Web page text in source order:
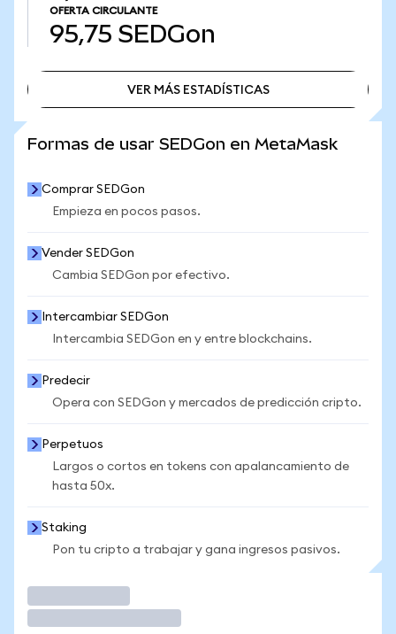
OFERTA CIRCULANTE
95,75 SEDGon
VER MÁS ESTADÍSTICAS
Formas de usar SEDGon en MetaMask
Comprar SEDGon
Empieza en pocos pasos.
Vender SEDGon
Cambia SEDGon por efectivo.
Intercambiar SEDGon
Intercambia SEDGon en y entre blockchains.
Predecir
Opera con SEDGon y mercados de predicción cripto.
Perpetuos
Largos o cortos en tokens con apalancamiento de
hasta 50x.
Staking
Pon tu cripto a trabajar y gana ingresos pasivos.